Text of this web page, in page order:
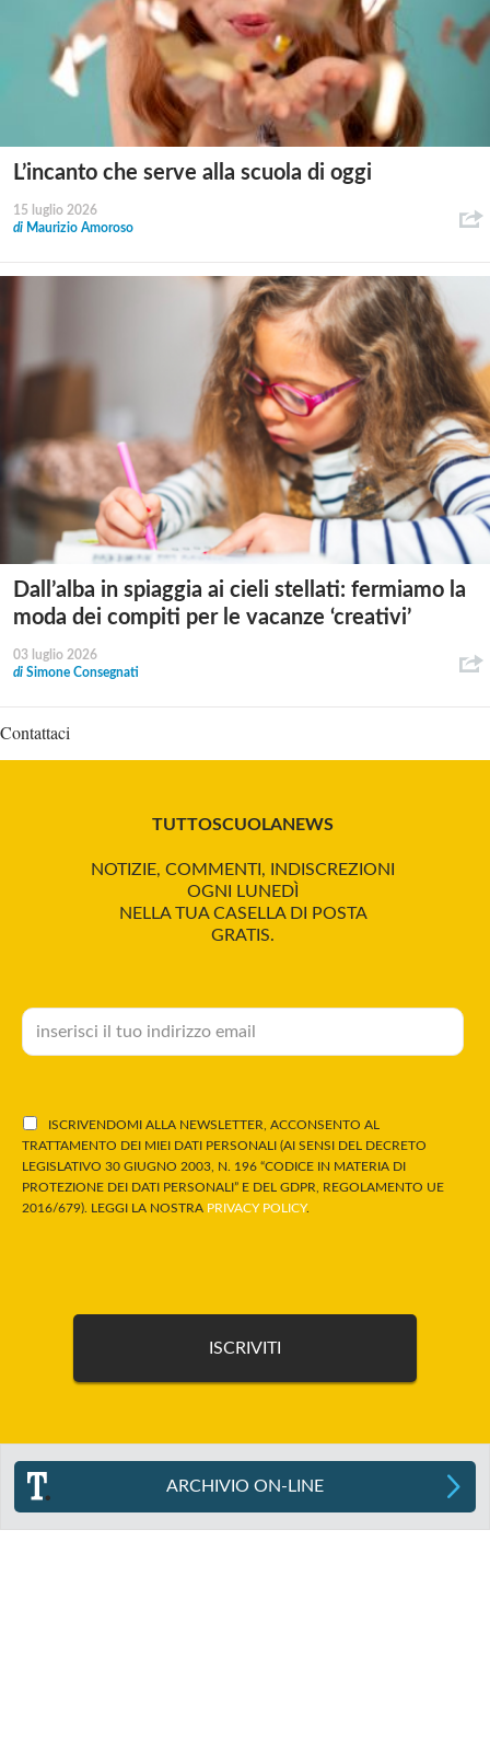
L’incanto che serve alla scuola di oggi
15 luglio 2026
di Maurizio Amoroso
Dall’alba in spiaggia ai cieli stellati: fermiamo la
moda dei compiti per le vacanze ‘creativi’
03 luglio 2026
di Simone Consegnati
Contattaci
TUTTOSCUOLANEWS
NOTIZIE, COMMENTI, INDISCREZIONI
OGNI LUNEDÌ
NELLA TUA CASELLA DI POSTA
GRATIS.
ISCRIVENDOMI ALLA NEWSLETTER, ACCONSENTO AL
TRATTAMENTO DEI MIEI DATI PERSONALI (AI SENSI DEL DECRETO
LEGISLATIVO 30 GIUGNO 2003, N. 196 “CODICE IN MATERIA DI
PROTEZIONE DEI DATI PERSONALI” E DEL GDPR, REGOLAMENTO UE
2016/679). LEGGI LA NOSTRA PRIVACY POLICY.
ARCHIVIO ON-LINE